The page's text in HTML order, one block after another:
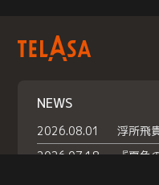
NEWS
2026.08.01
2026.07.18